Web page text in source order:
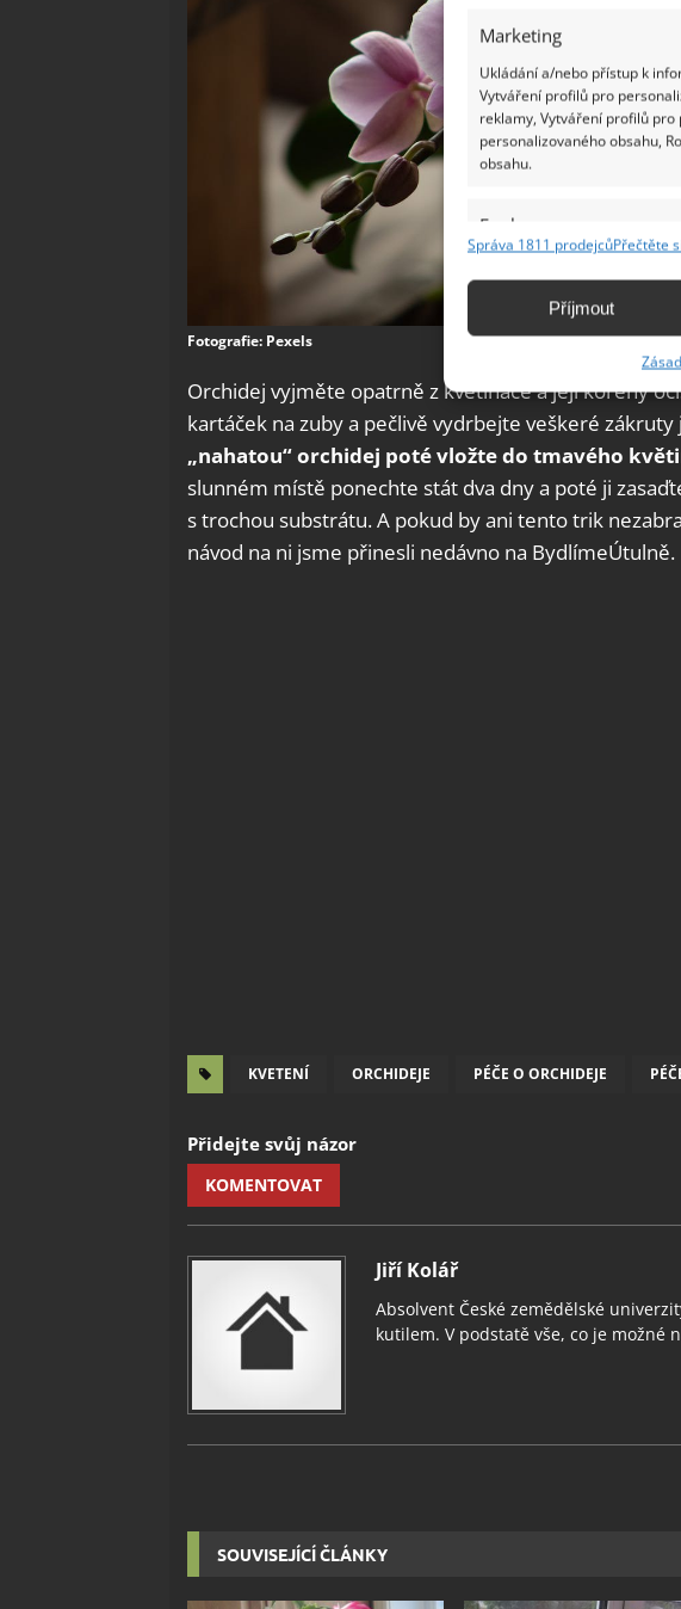
Marketing
Ukládání a/nebo přístup k
Vytváření profilů pro
reklamy, Vytváření profilů
personalizovaného obsahu,
obsahu.
Funkce
Identifikace zařízení na
základě aktivně
Zajištění bezpečnosti,
odstraňování chyb,
Ukládání a sdělování
Správa 1811 prodejcůPřečtěte
Příjmout
Fotografie: Pexels
Orchidej vyjměte opatrně z květináče a její kořeny
kartáček na zuby a pečlivě vydrbejte veškeré
„nahatou“ orchidej poté vložte do tmavého
slunném místě ponechte stát dva dny a poté ji
s trochou substrátu. A pokud by ani tento trik
návod na ni jsme přinesli nedávno na BydlímeÚtulně.
KVETENÍ ORCHIDEJE PÉČE O ORCHIDEJE
Přidejte svůj názor
KOMENTOVAT
Jiří Kolář
Absolvent České zemědělské
kutilem. V podstatě vše, co je možné
SOUVISEJÍCÍ ČLÁNKY